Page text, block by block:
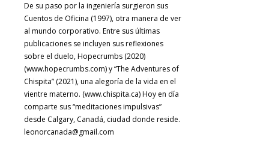
De su paso por la ingeniería surgieron sus
Cuentos de Oficina (1997), otra manera de ver
al mundo corporativo. Entre sus últimas
publicaciones se incluyen sus reflexiones
sobre el duelo, Hopecrumbs (2020)
(www.hopecrumbs.com) y “The Adventures of
Chispita” (2021), una alegoría de la vida en el
vientre materno. (www.chispita.ca) Hoy en día
comparte sus “meditaciones impulsivas”
desde Calgary, Canadá, ciudad donde reside.
leonorcanada@gmail.com